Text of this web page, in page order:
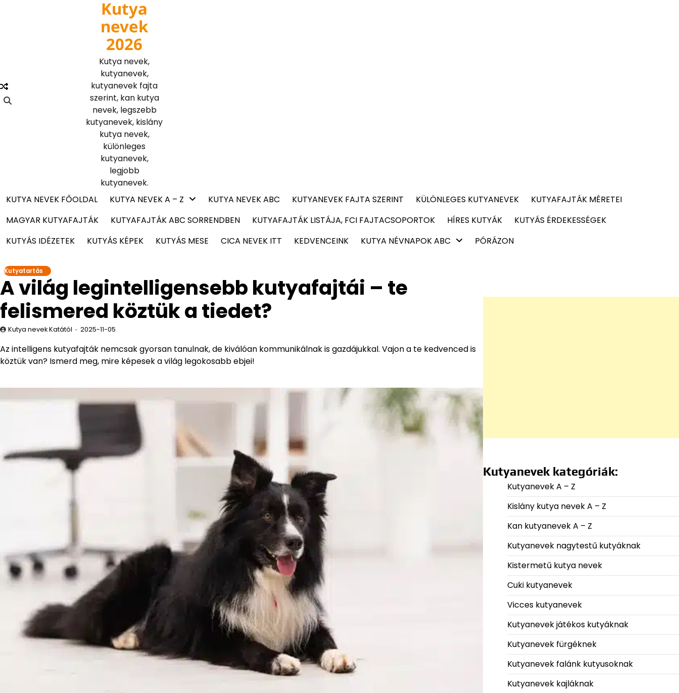
Kutya
nevek
2026
Kutya nevek,
kutyanevek,
kutyanevek fajta
szerint, kan kutya
nevek, legszebb
kutyanevek, kislány
kutya nevek,
különleges
kutyanevek,
legjobb
kutyanevek.
KUTYA NEVEK FŐOLDAL
KUTYA NEVEK A – Z KUTYA NEVEK ABC KUTYANEVEK FAJTA SZERINT KÜLÖNLEGES KUTYANEVEK
KUTYAFAJTÁK MÉRETEI
MAGYAR KUTYAFAJTÁK
KUTYAFAJTÁK ABC SORRENDBEN KUTYAFAJTÁK LISTÁJA, FCI FAJTACSOPORTOK HÍRES KUTYÁK
KUTYÁS ÉRDEKESSÉGEK
KUTYÁS IDÉZETEK
KUTYÁS KÉPEK KUTYÁS MESE CICA NEVEK ITT KEDVENCEINK KUTYA NÉVNAPOK ABC PÓRÁZON
Kutyatartás
A világ legintelligensebb kutyafajtái – te
felismered köztük a tiedet?
Kutya nevek Katától 2025-11-05
Az intelligens kutyafajták nemcsak gyorsan tanulnak, de kiválóan kommunikálnak is gazdájukkal. Vajon a te kedvenced is
köztük van? Ismerd meg, mire képesek a világ legokosabb ebjei!
Kutyanevek kategóriák:
Kutyanevek A – Z
Kislány kutya nevek A – Z
Kan kutyanevek A – Z
Kutyanevek nagytestű kutyáknak
Kistermetű kutya nevek
Cuki kutyanevek
Vicces kutyanevek
Kutyanevek játékos kutyáknak
Kutyanevek fürgéknek
Kutyanevek falánk kutyusoknak
Kutyanevek kajláknak